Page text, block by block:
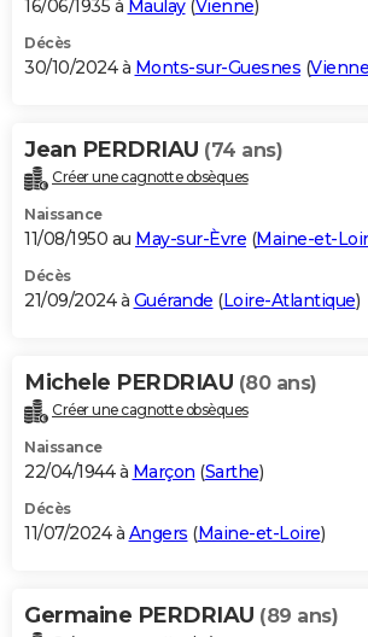
16/06/1935 à Maulay(Vienne)
Décès
30/10/2024 à Monts-sur-Guesnes (Vienne
Jean PERDRIAU (74 ans)
Créer une cagnotte obsèques
Naissance
11/08/1950 au May-sur-Èvre (Maine-et-
Décès
21/09/2024 à Guérande (Loire-Atlantique)
Michele PERDRIAU (80 ans)
Créer une cagnotte obsèques
Naissance
22/04/1944 à Marçon (Sarthe)
Décès
11/07/2024 à Angers (Maine-et-Loire)
Germaine PERDRIAU (89 ans)